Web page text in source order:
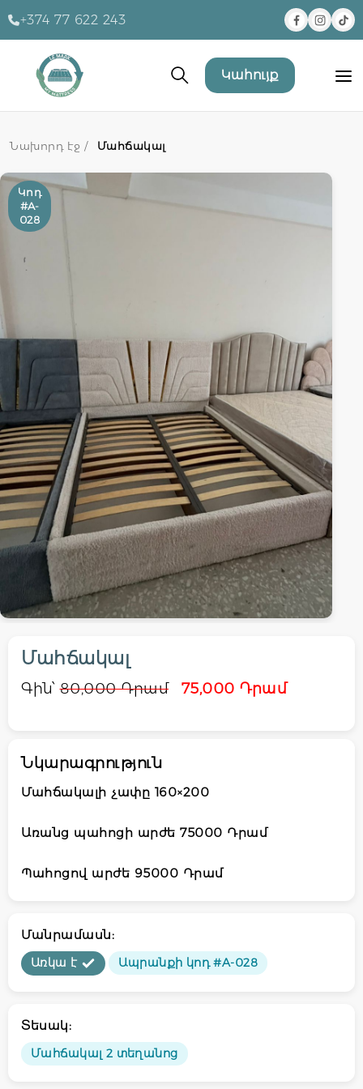
+374 77 622 243
Կահույք
Նախորդ էջ / Մահճակալ
Կոդ
#A-
028
Մահճակալ
Գին՝80,000 Դրամ 75,000 Դրամ
Նկարագրություն
Մահճակալի չափը 160×200
Առանց պահոցի արժե 75000 Դրամ
Պահոցով արժե 95000 Դրամ
Մանրամասն:
Առկա է Ապրանքի կոդ #A-028
Տեսակ:
Մահճակալ 2 տեղանոց